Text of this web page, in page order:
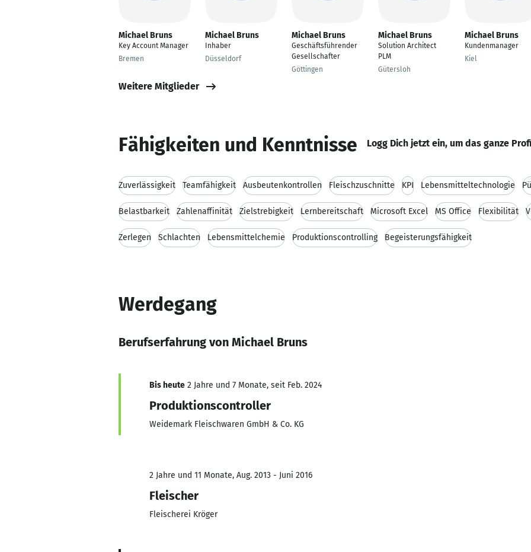
Michael Bruns
Key Account Manager
Bremen
Michael Bruns
Inhaber
Düsseldorf
Michael Bruns
Geschäftsführender
Gesellschafter
Göttingen
Michael Bruns
Solution Architect
PLM
Gütersloh
Michael Bruns
Kundenmanager
Kiel
Weitere Mitglieder
Fähigkeiten und Kenntnisse Logg Dich jetzt ein, um das ganze
Zuverlässigkeit Teamfähigkeit Ausbeutenkontrollen Fleischzuschnitte KPI Lebensmitteltechnologie
Belastbarkeit Zahlenaffinität Zielstrebigkeit Lernbereitschaft Microsoft Excel MS Office Flexibilität
Zerlegen Schlachten Lebensmittelchemie Produktionscontrolling Begeisterungsfähigkeit
Werdegang
Berufserfahrung von Michael Bruns
Bis heute 2 Jahre und 7 Monate, seit Feb. 2024
Produktionscontroller
Weidemark Fleischwaren GmbH & Co. KG
2 Jahre und 11 Monate, Aug. 2013 - Juni 2016
Fleischer
Fleischerei Kröger